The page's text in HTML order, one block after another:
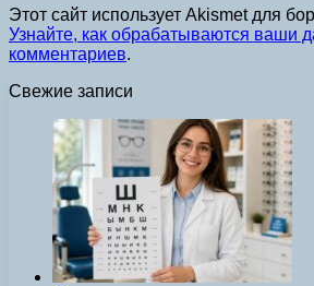
Этот сайт использует Akismet для
Узнайте, как обрабатываются ваши
комментариев.
Свежие записи